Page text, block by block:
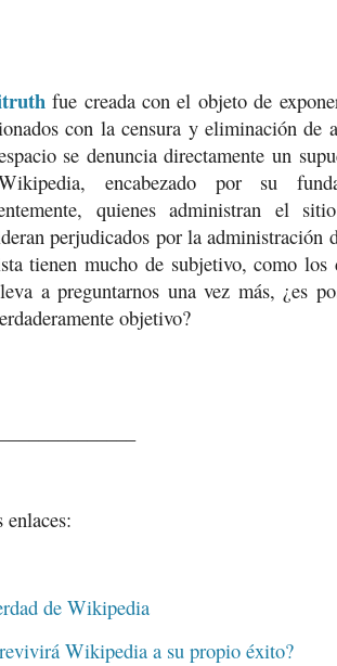
fue creada con el objeto de
con la censura y eliminación
se denuncia directamente un
encabezado por su
quienes administran el
perjudicados por la administración
tienen mucho de subjetivo, como
a preguntarnos una vez más, ¿es
objetivo?
enlaces:
de Wikipedia
Wikipedia a su propio éxito?